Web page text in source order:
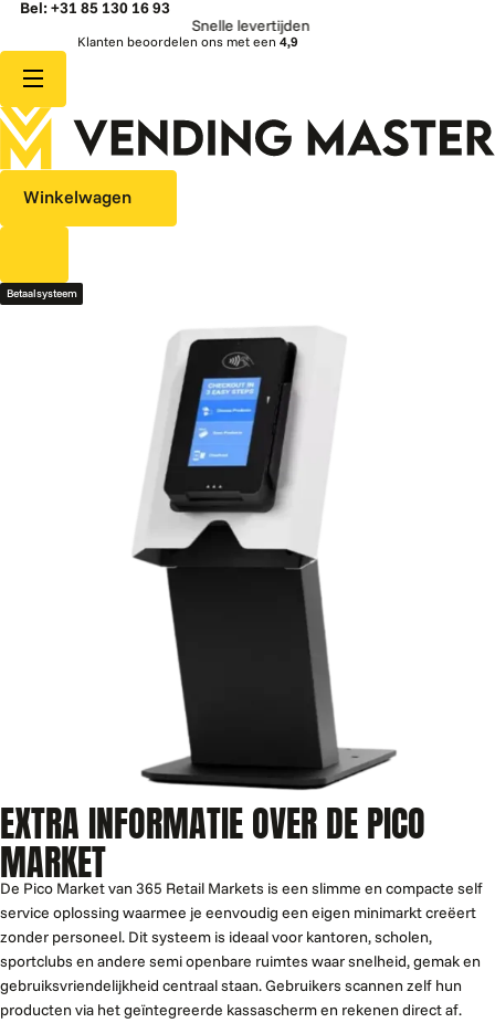
Bel: +31 85 130 16 93
Snelle levertijden
Klanten beoordelen ons met een 4,9
Winkelwagen
Betaalsysteem
EXTRA INFORMATIE OVER DE PICO
MARKET
De Pico Market van 365 Retail Markets is een slimme en compacte self
service oplossing waarmee je eenvoudig een eigen minimarkt creëert
zonder personeel. Dit systeem is ideaal voor kantoren, scholen,
sportclubs en andere semi openbare ruimtes waar snelheid, gemak en
gebruiksvriendelijkheid centraal staan. Gebruikers scannen zelf hun
producten via het geïntegreerde kassascherm en rekenen direct af.